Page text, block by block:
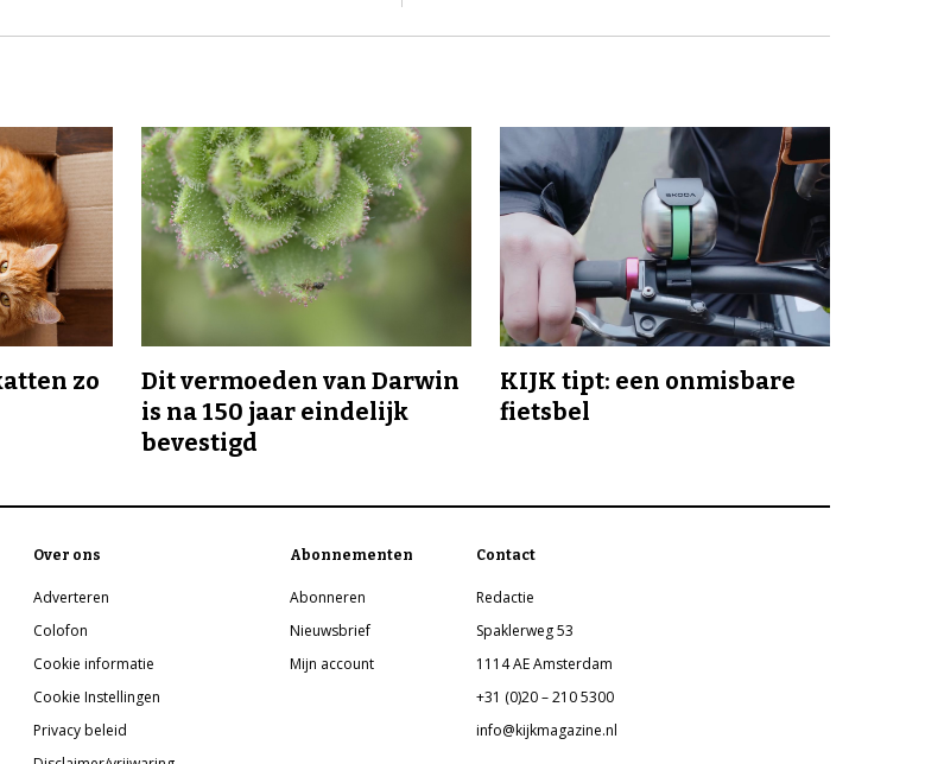
zo
Dit vermoeden van Darwin
is na 150 jaar eindelijk
bevestigd
KIJK tipt: een onmisbare
fietsbel
Over ons
Adverteren
Colofon
Cookie informatie
Cookie Instellingen
Privacy beleid
Abonnementen
Abonneren
Nieuwsbrief
Mijn account
Contact
Redactie
Spaklerweg 53
1114 AE Amsterdam
+31 (0)20 – 210 5300
info@kijkmagazine.nl